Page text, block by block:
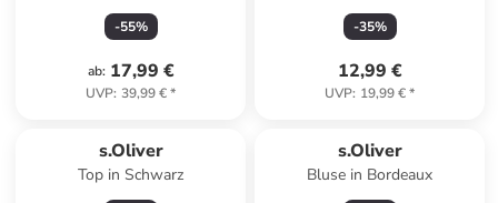
-55%
ab: 17,99 €
UVP: 39,99 €*
-35%
12,99 €
UVP: 19,99 €*
s.Oliver
Top in Schwarz
s.Oliver
Bluse in Bordeaux